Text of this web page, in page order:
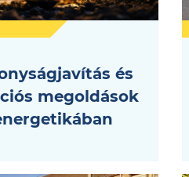
és
megoldások